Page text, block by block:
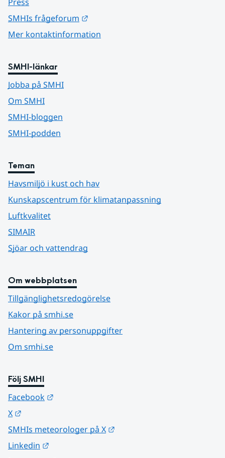
SMHIs frågeforum
Mer kontaktinformation
SMHI-länkar
Jobba på SMHI
Om SMHI
SMHI-bloggen
SMHI-podden
Teman
Havsmiljö i kust och hav
Kunskapscentrum för klimatanpassning
Luftkvalitet
SIMAIR
Sjöar och vattendrag
Om webbplatsen
Tillgänglighetsredogörelse
Kakor på smhi.se
Hantering av personuppgifter
Om smhi.se
Följ SMHI
Facebook
X
SMHIs meteorologer på X
Linkedin